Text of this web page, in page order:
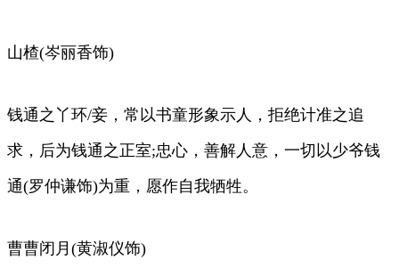
山楂(岑丽香饰)
钱通之丫环/妾，常以书童形象示人，拒绝计准之追
求，后为钱通之正室;忠心，善解人意，一切以少爷钱
通(罗仲谦饰)为重，愿作自我牺牲。
曹曹闭月(黄淑仪饰)